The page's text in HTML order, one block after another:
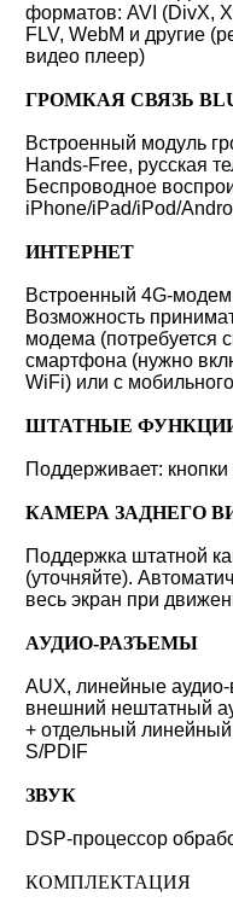
форматов: AVI (DivX,
FLV, WebM и другие
видео плеер)
ГРОМКАЯ СВЯЗЬ
Встроенный модуль
Hands-Free, русская
Беспроводное
iPhone/iPad/iPod/
ИНТЕРНЕТ
Встроенный 4G-модем
Возможность
модема (потребуется
смартфона (нужно
WiFi) или с
ШТАТНЫЕ
Поддерживает: кнопки
КАМЕРА ЗАДНЕГО
Поддержка штатной
(уточняйте).
весь экран при
АУДИО-РАЗЪЕМЫ
AUX, линейные
внешний нештатный
+ отдельный
S/PDIF
ЗВУК
DSP-процессор
КОМПЛЕКТАЦИЯ